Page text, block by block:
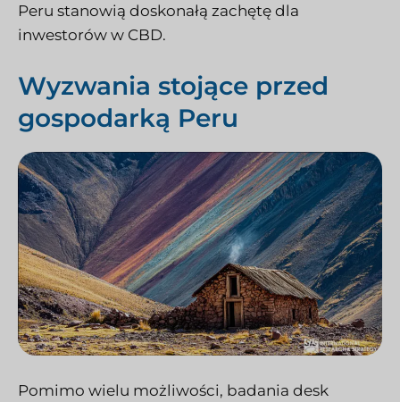
Peru stanowią doskonałą zachętę dla
inwestorów w CBD.
Wyzwania stojące przed
gospodarką Peru
Pomimo wielu możliwości, badania desk